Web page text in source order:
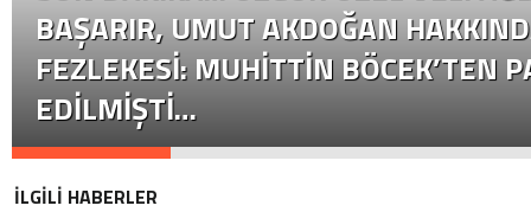
BAŞARIR, UMUT AKDOĞAN
FEZLEKESI: MUHITTIN BÖCEK’TEN
EDILMIŞTI…
İLGİLİ HABERLER